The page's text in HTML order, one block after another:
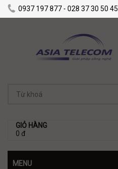
0937 197 877 - 028 37 30 50 45
GIỎ HÀNG
0 đ
MENU